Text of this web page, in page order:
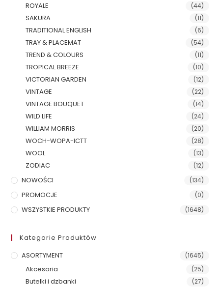
ROYALE (44)
SAKURA (11)
TRADITIONAL ENGLISH (6)
TRAY & PLACEMAT (54)
TREND & COLOURS (11)
TROPICAL BREEZE (10)
VICTORIAN GARDEN (12)
VINTAGE (22)
VINTAGE BOUQUET (14)
WILD LIFE (24)
WILLIAM MORRIS (20)
WOCH-WOPA-ICTT (28)
WOOL (13)
ZODIAC (12)
NOWOŚCI (134)
PROMOCJE (0)
WSZYSTKIE PRODUKTY (1648)
Kategorie Produktów
ASORTYMENT
(1645)
Akcesoria (25)
Butelki i dzbanki (27)